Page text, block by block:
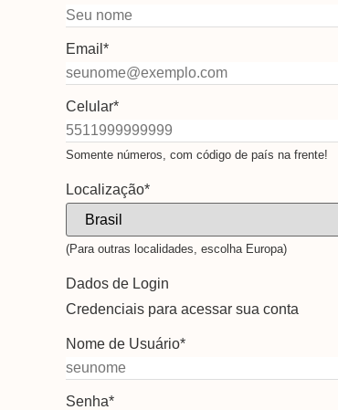
Email *
Celular*
Somente números, com código de país na frente!
Localização*
(Para outras localidades, escolha Europa)
Dados de Login
Credenciais para acessar sua conta
Nome de Usuário*
Senha*